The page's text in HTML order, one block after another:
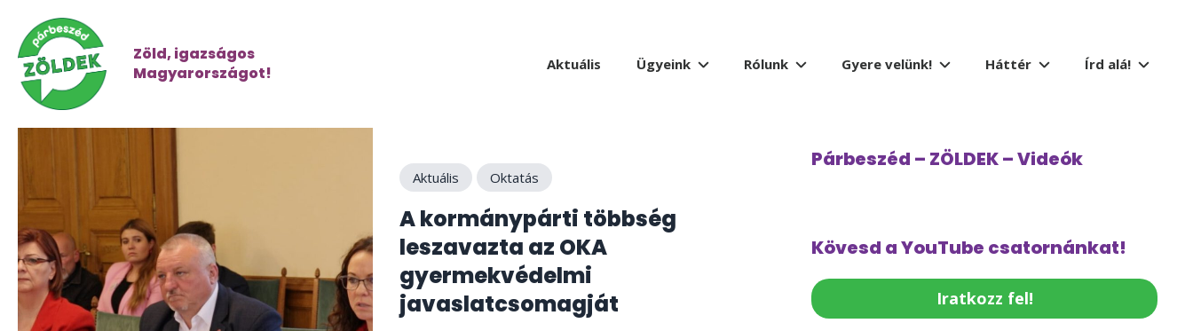
Zöld, igazságos
Magyarországot!
Aktuális Ügyeink Rólunk Gyere velünk! Háttér Írd alá!
Aktuális Oktatás
A kormánypárti többség
leszavazta az OKA
gyermekvédelmi
javaslatcsomagját
Párbeszéd – ZÖLDEK – Videók
Kövesd a YouTube csatornánkat!
Iratkozz fel!